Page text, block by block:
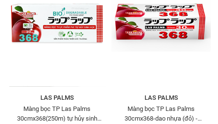
LAS PALMS
Màng bọc TP Las Palms
30cmx368(250m) tự hủy sinh
LAS PALMS
Màng bọc TP Las Palms
30cmx368-dao nhựa (đỏ) -